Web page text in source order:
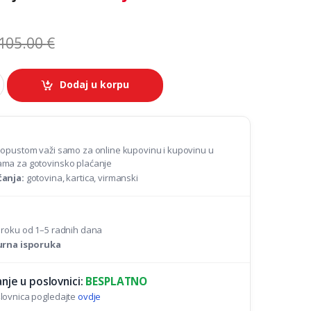
€
Dodaj u korpu
važi samo za online kupovinu i kupovinu u
za gotovinsko plaćanje
gotovina, kartica, virmanski
od 1–5 radnih dana
isporuka
u poslovnici: BESPLATNO
pogledajte ovdje